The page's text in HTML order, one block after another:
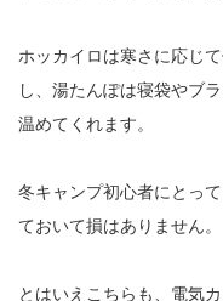
ホッカイロは寒さに応じ
し、湯たんぽは寝袋やブ
温めてくれます。
冬キャンプ初心者にとっ
ておいて損はありません。
とはいえこちらも、電気